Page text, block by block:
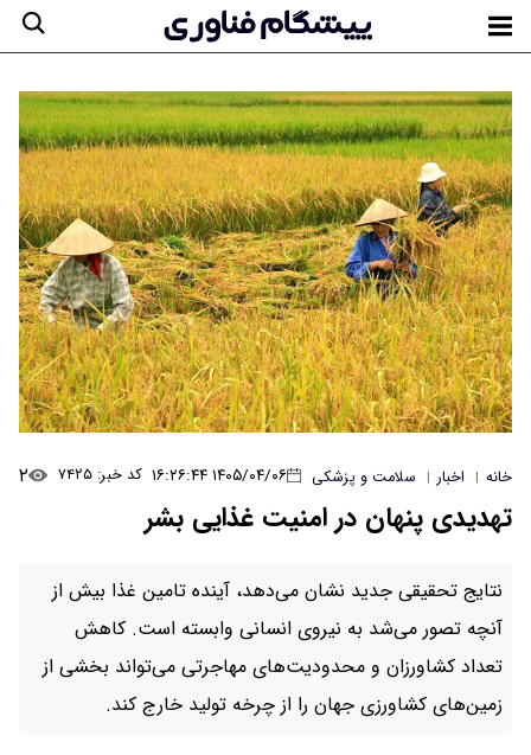
خانه | اخبار | سلامت و پزشکی ۱۴۰۵/۰۴/۰۶ ۱۶:۲۶:۴۴ کد خبر: ۷۴۲۵ ۲
تهدیدی پنهان در امنیت غذایی بشر
نتایج تحقیقی جدید نشان می‌دهد، آینده تامین غذا بیش از
آنچه تصور می‌شد به نیروی انسانی وابسته است. کاهش
تعداد کشاورزان و محدودیت‌های مهاجرتی می‌تواند بخشی از
زمین‌های کشاورزی جهان را از چرخه تولید خارج کند.